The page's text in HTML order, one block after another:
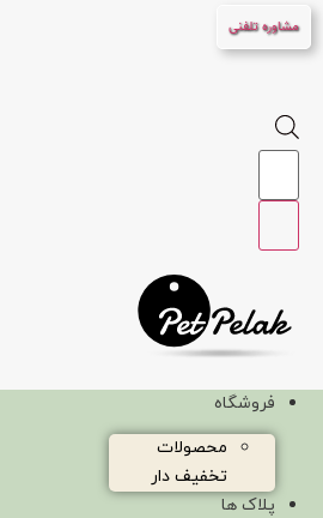
پرش
به
مشاوره تلفنی
Products
فروشگاه
محصولات
تخفیف دار
پلاک ها